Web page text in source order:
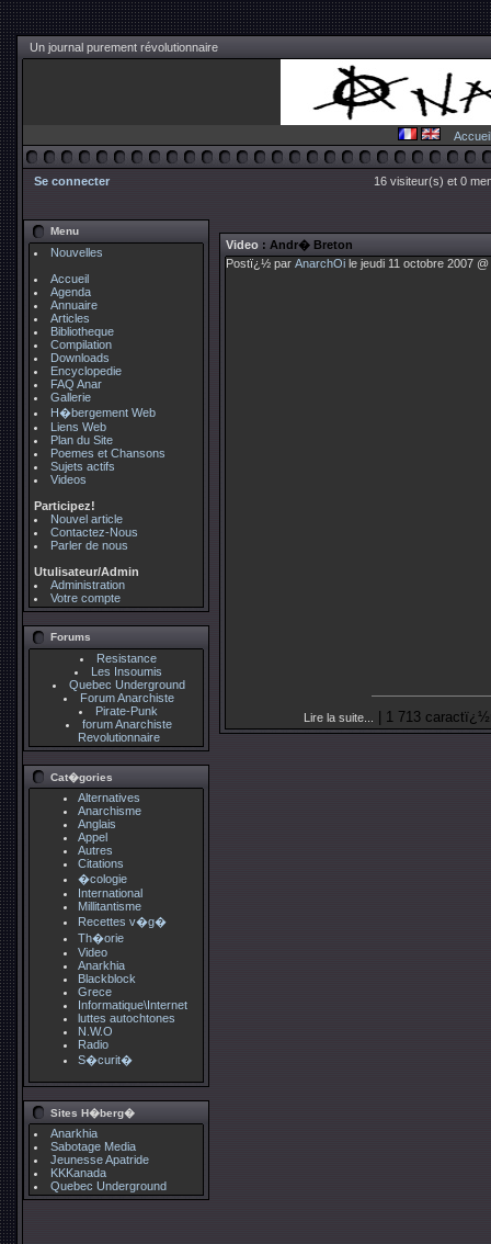
Un journal purement révolutionnaire
Accueil
Se connecter 16 visiteur(s) et 0
Menu
Nouvelles
Accueil
Agenda
Annuaire
Articles
Bibliotheque
Compilation
Downloads
Encyclopedie
FAQ Anar
Gallerie
H�bergement Web
Liens Web
Plan du Site
Poemes et Chansons
Sujets actifs
Videos
Participez!
Nouvel article
Contactez-Nous
Parler de nous
Utulisateur/Admin
Administration
Votre compte
Forums
Resistance
Les Insoumis
Quebec Underground
Forum Anarchiste
Pirate-Punk
forum Anarchiste
Revolutionnaire
Cat�gories
Alternatives
Anarchisme
Anglais
Appel
Autres
Citations
�cologie
International
Millitantisme
Recettes v�g�
Th�orie
Video
Anarkhia
Blackblock
Grece
Informatique\Internet
luttes autochtones
N.W.O
Radio
S�curit�
Sites H�berg�
Anarkhia
Sabotage Media
Jeunesse Apatride
KKKanada
Quebec Underground
Video : Andr� Breton
Postï¿½ par AnarchOi le jeudi 11 octobre 2007
Lire la suite... | 1 713